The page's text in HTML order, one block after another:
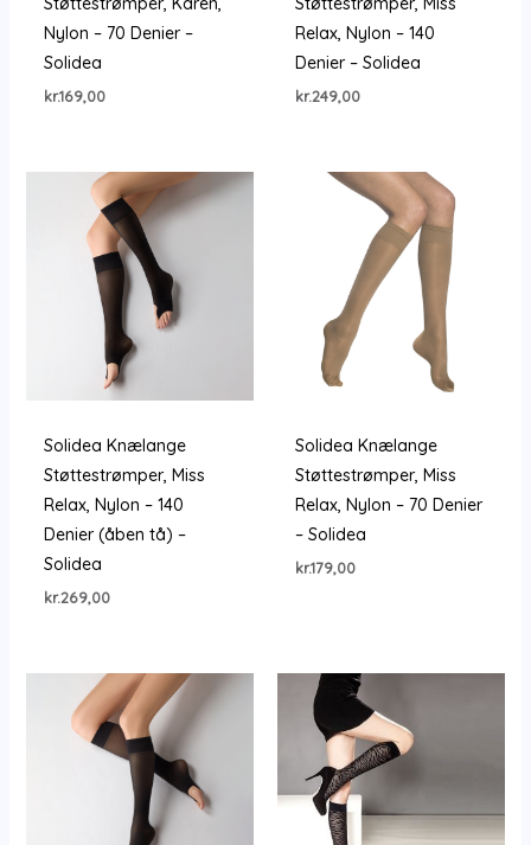
Nylon – 70 Denier –
Solidea
kr.169,00
Relax, Nylon – 140
Denier – Solidea
kr.249,00
Solidea Knælange
Støttestrømper, Miss
Relax, Nylon – 140
Denier (åben tå) –
Solidea
kr.269,00
Solidea Knælange
Støttestrømper, Miss
Relax, Nylon – 70 Denier
– Solidea
kr.179,00